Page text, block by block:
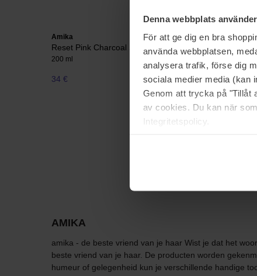
Denna webbplats
För att ge dig en bra
använda webbplatsen,
analysera trafik, förse dig
sociala medier media (kan
Genom att trycka på "Tillåt
av cookies. Du kan när
Integritetspolicy.
Amika
Reset Pink Charcoal Scalp Cleansing Oil
200 ml
34 €
Amika
The
30 €
AMIKA
amika - de beste vriend van je haar Wist je dat het
beste vriend van je haar. De producten worden
humeur of gelegenheid kun je verschillende handige